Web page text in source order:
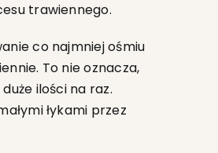
trawiennego.
co najmniej ośmiu
To nie oznacza,
ilości na raz.
łykami przez